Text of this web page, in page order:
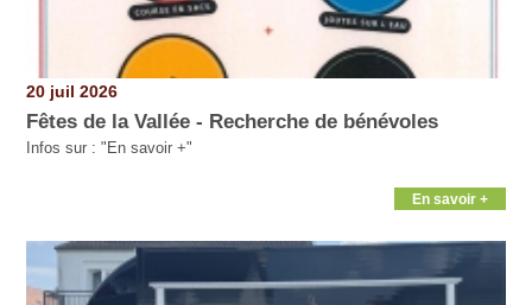
20 juil 2026
Fêtes de la Vallée - Recherche de bénévoles
Infos sur : "En savoir +"
En savoir +